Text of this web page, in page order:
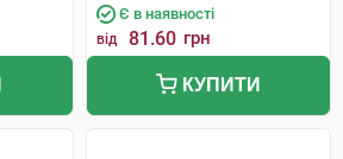
Є в наявності
від 81.60 грн
КУПИТИ